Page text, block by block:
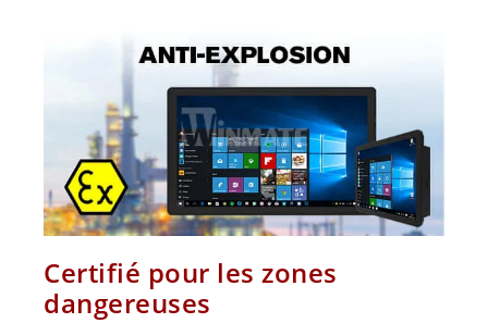
Certifié pour les zones
dangereuses